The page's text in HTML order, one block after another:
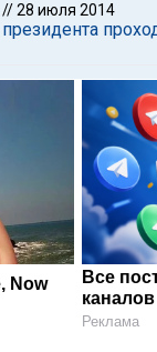
//28 июля 2014
Now
Все
Реклама